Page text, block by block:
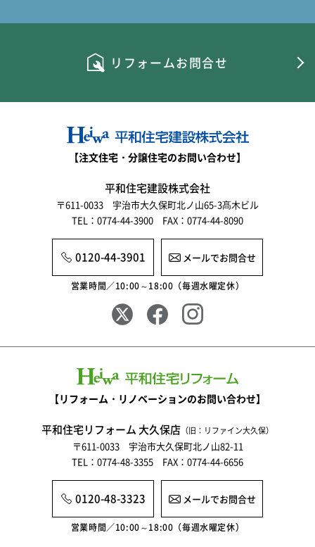
2026年1月
2025年10月
2025年8月
2025年7月
2025年6月
2025年5月
2025年4月
2025年3月
2025年2月
2025年1月
2024年12月
2024年11月
2024年10月
2024年9月
リフォームお問合せ
【注文住宅・分譲住宅のお問い合わせ】
平和住宅建設株式会社
〒611-0033 宇治市大久保町北ノ山65-3髙木ビル
TEL：0774-44-3900 FAX：0774-44-8090
0120-44-3901 メールでお問合せ
営業時間／10:00～18:00（毎週水曜定休）
【リフォーム・リノベーションのお問い合わせ】
平和住宅リフォーム 大久保店 （旧：リファイン大久保）
〒611-0033 宇治市大久保町北ノ山82-11
TEL：0774-48-3355 FAX：0774-44-6656
0120-48-3323 メールでお問合せ
営業時間／10:00～18:00（毎週水曜定休）